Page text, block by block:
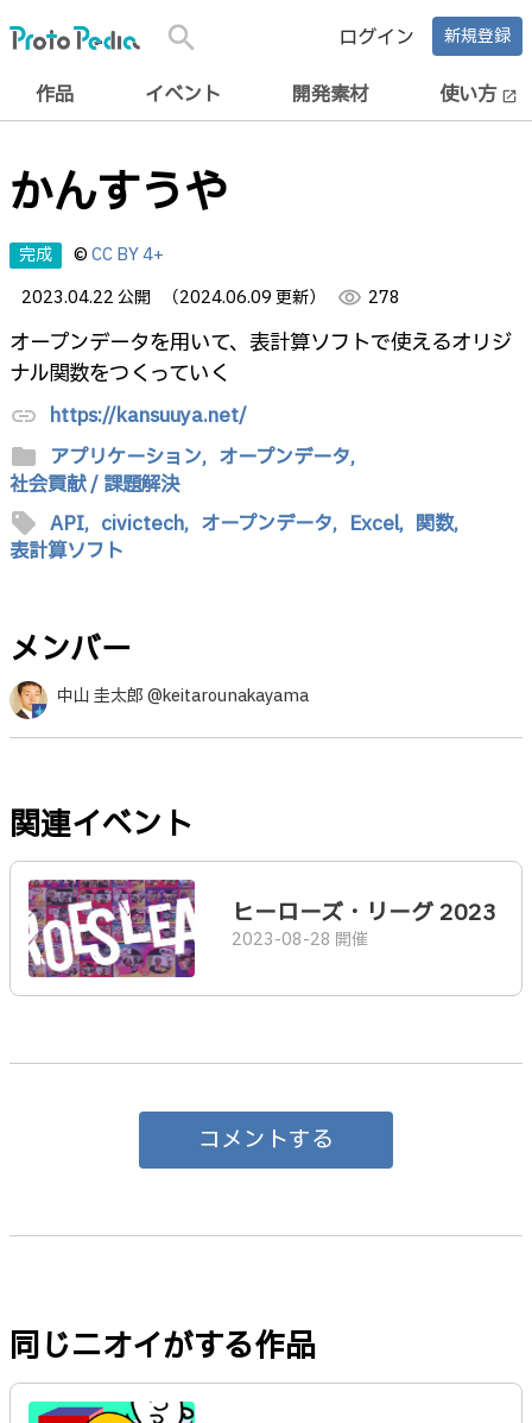
search ログイン 新規登録
作品 イベント 開発素材 使い方 open_in_new
かんすうや
完成 ©CC BY 4+
2023.04.22 公開
（2024.06.09 更新） visibility 278
オープンデータを用いて、表計算ソフトで使えるオリジ
ナル関数をつくっていく
link https://kansuuya.net/
folder アプリケーション, オープンデータ,
社会貢献 / 課題解決
sell API, civictech, オープンデータ, Excel, 関数,
表計算ソフト
メンバー
中山 圭太郎 @keitarounakayama
関連イベント
ヒーローズ・リーグ 2023
2023-08-28 開催
コメントする
同じニオイがする作品